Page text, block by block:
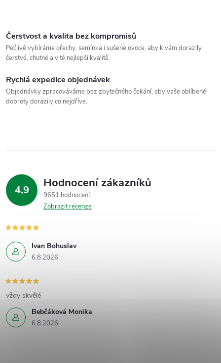
Čerstvost a kvalita bez kompromisů
Pečlivě vybíráme ořechy, semínka i sušené ovoce, aby k vám dorazily
čerstvé, chutné a v té nejlepší kvalitě.
Rychlá expedice objednávek
Objednávky zpracováváme bez zbytečného čekání, aby vaše oblíbené
dobroty dorazily co nejdříve.
4,9 Hodnocení zákazníků
9651 hodnocení
Zobrazit recenze
Ivan Bohuslav
6.8.2026
Bebčáková Monika
6.8.2026
vždy skvělé